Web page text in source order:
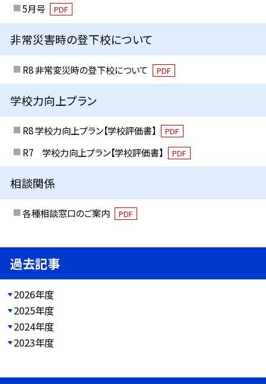
5月号 PDF
非常災害時の登下校について
R8 非常変災時の登下校について PDF
学校力向上プラン
R8 学校力向上プラン【学校評価書】 PDF
R7 学校力向上プラン【学校評価書】 PDF
相談関係
各種相談窓口のご案内 PDF
過去記事
2026年度
2025年度
2024年度
2023年度